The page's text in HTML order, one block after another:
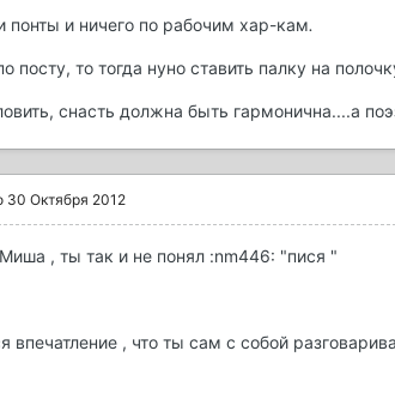
понты и ничего по рабочим хар-кам.
посту, то тогда нуно ставить палку на
снасть должна быть гармонична....а
30 Октября 2012
, ты так и не понял :nm446: "пися "
впечатление , что ты сам с собой